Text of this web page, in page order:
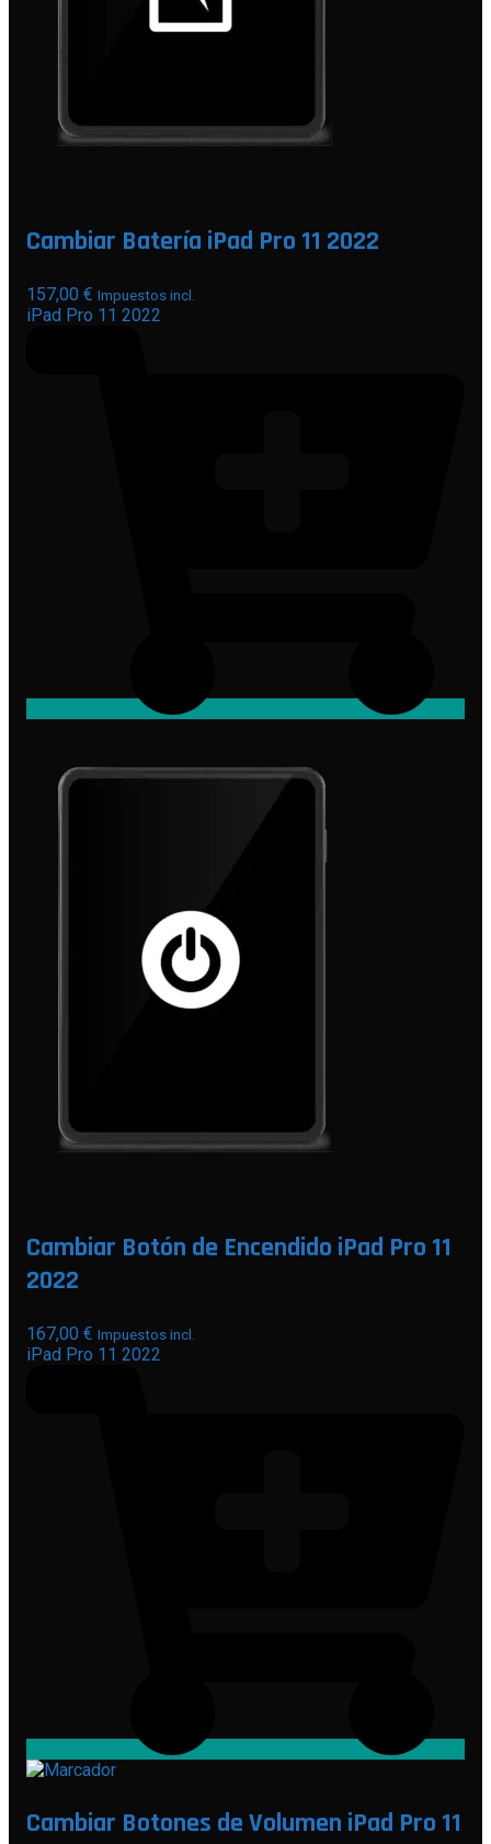
Cambiar Batería iPad Pro 11 2022
157,00 € Impuestos incl.
iPad Pro 11 2022
Cambiar Botón de Encendido iPad Pro 11
2022
167,00 € Impuestos incl.
iPad Pro 11 2022
Cambiar Botones de Volumen iPad Pro 11